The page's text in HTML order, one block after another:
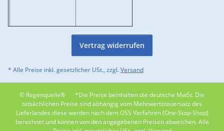
Vertrag widerrufen
* Alle Preise inkl. gesetzlicher USt., zzgl.Versand
© Regenquelle®
*Die Preise beinhalten die deutsche MwSt. Die
tatsächlichen Preise sind abhängig vom Mehrwertsteuersatz des
Lieferlandes diese werden nach dem OSS Verfahren (One-Stop-Shop)
berechnet und können von den angegebenen Preisen abweichen. Alle